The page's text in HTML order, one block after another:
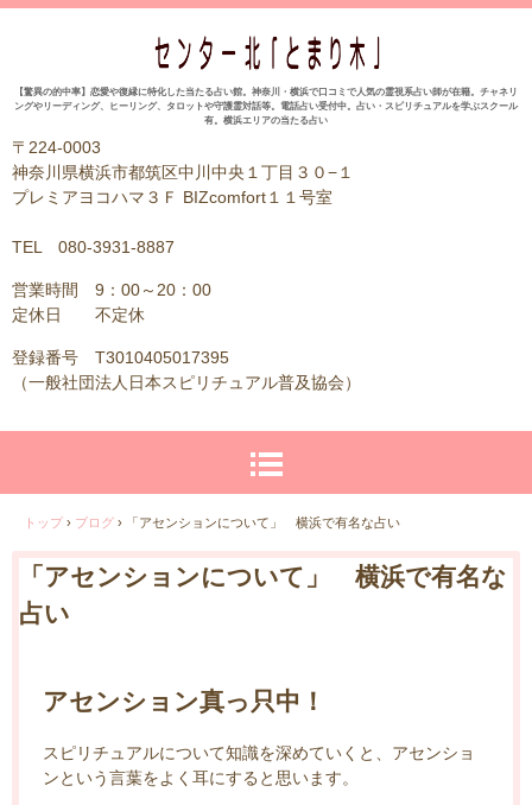
【驚異の的中率】恋愛や復縁に特化した当たる占い館。神奈川・横浜で口コミで人気の霊視系占い師が在籍。チャネリ
ングやリーディング、ヒーリング、タロットや守護霊対話等。電話占い受付中。占い・スピリチュアルを学ぶスクール
有。横浜エリアの当たる占い
〒224-0003
神奈川県横浜市都筑区中川中央１丁目３０−１
プレミアヨコハマ３Ｆ BIZcomfort１１号室
TEL 080-3931-8887
営業時間 9：00～20：00
定休日 不定休
登録番号 T3010405017395
（一般社団法人日本スピリチュアル普及協会）
トップ › ブログ › 「アセンションについて」 横浜で有名な占い
「アセンションについて」 横浜で有名な
占い
アセンション真っ只中！
スピリチュアルについて知識を深めていくと、アセンショ
ンという言葉をよく耳にすると思います。